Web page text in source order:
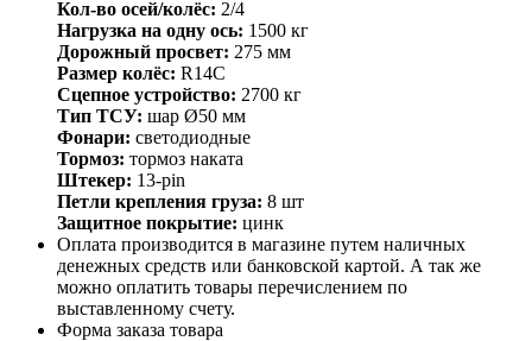
Кол-во осей/колёс: 2/4
Нагрузка на одну ось: 1500 кг
Дорожный просвет: 275 мм
Размер колёс: R14С
Сцепное устройство: 2700 кг
Тип ТСУ: шар Ø50 мм
Фонари: светодиодные
Тормоз: тормоз наката
Штекер: 13-pin
Петли крепления груза: 8 шт
Защитное покрытие: цинк
Оплата производится в магазине путем наличных
денежных средств или банковской картой. А так же
можно оплатить товары перечислением по
выставленному счету.
Форма заказа товара